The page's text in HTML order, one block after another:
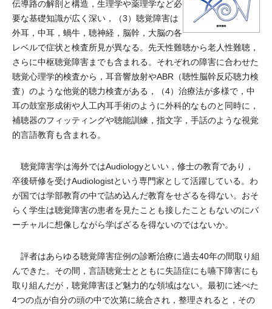
伝導路の解剖と構造，生理学や薬理学など必
要な基礎知識が広く深い，（3）聴覚障害は
外耳，中耳，蝸牛，聴神経，脳幹，大脳の各
レベルで症状と検査所見が異なる。先天性難聴から老人性難聴，
さらに中枢聴覚障害までも含まれる。それぞれの障害に合わせた
聴覚心理学的検査から，耳音響放射やABR（聴性脳幹反応聴力検
査）のような他覚的聴力検査がある，（4）治療法が多様で，中
耳の鼓室形成術や人工内耳手術のように外科的なものと同時に，
補聴器のフィッティングや聴能訓練，指文字，手話のような視覚
的言語教育も含まれる。
聴覚障害学は海外ではAudiologyといい，修士の教育であり，
卒後研修を受けAudiologistという専門家として活躍している。わ
が国では学部教育の中で詰め込んだ教育をせざるを得ない。おそ
らく学生は聴覚障害の患者を見たことも接したこともないのにバ
ーチャルに想像しながら学ばざるを得ないのではないか。
評者はあらゆる聴覚障害症例の診断治療に過去40年の間取り組
んできた。その間，言語聴覚士とともに失語症にも嚥下障害にも
取り組んだが，聴覚障害ほど魅力的な領域はない。最初に述べた
4つの点が自分の頭の中で次第に統合され，整理されると，その